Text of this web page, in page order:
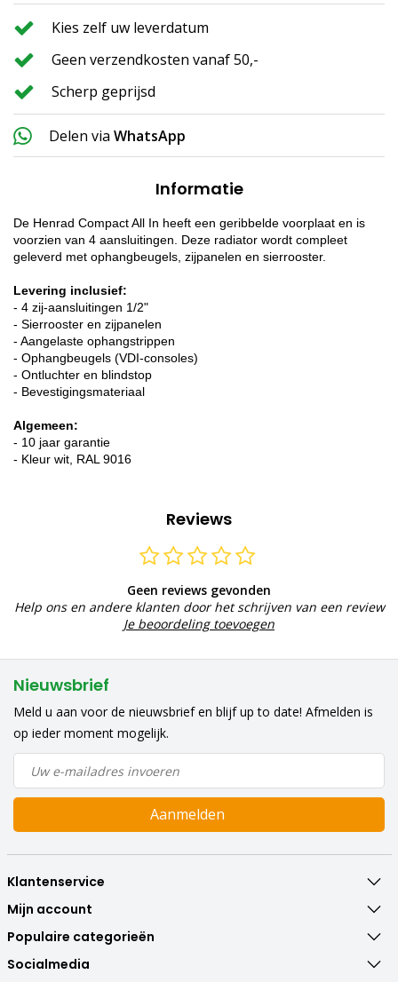
Kies zelf uw leverdatum
Geen verzendkosten vanaf 50,-
Scherp geprijsd
Delen via WhatsApp
Informatie
De Henrad Compact All In heeft een geribbelde voorplaat en is
voorzien van 4 aansluitingen. Deze radiator wordt compleet
geleverd met ophangbeugels, zijpanelen en sierrooster.
Levering inclusief:
- 4 zij-aansluitingen 1/2"
- Sierrooster en zijpanelen
- Aangelaste ophangstrippen
- Ophangbeugels (VDI-consoles)
- Ontluchter en blindstop
- Bevestigingsmateriaal
Algemeen:
- 10 jaar garantie
- Kleur wit, RAL 9016
Reviews
Geen reviews gevonden
Help ons en andere klanten door het schrijven van een review
Je beoordeling toevoegen
Nieuwsbrief
Meld u aan voor de nieuwsbrief en blijf up to date! Afmelden is
op ieder moment mogelijk.
Aanmelden
Klantenservice
Mijn account
Populaire categorieën
Socialmedia